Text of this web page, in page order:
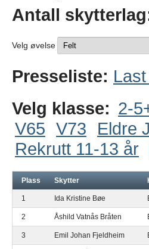
Antall
Velg øvelse
Presseliste:
Velg klasse: 2-
V65 V73
Eldre
Rekrutt 11-13 år
Plass Skytter
1 Ida Kristine Bøe
2 Åshild Vatnås Bråten
3 Emil Johan Fjeldheim